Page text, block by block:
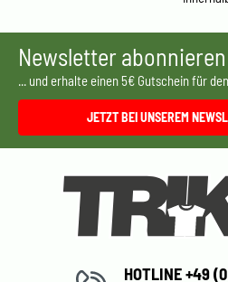
Newsletter abonnieren
... und erhalte einen 5€ Gutschein für
JETZT BEI UNSEREM
HOTLINE +49